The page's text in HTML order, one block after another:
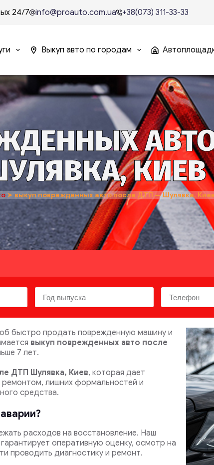
24/7 info@proauto.com.ua +38(073) 311-33-33
Выкуп авто по городам
КИЕВ
➤ выкуп поврежденных авто после ДТП — Шулявка, Киев
быстро продать поврежденную машину и
выкуп поврежденных авто после
7 лет.
ДТП Шулявка, Киев, которая дает
ремонтом, лишних формальностей и
средства.
расходов на восстановление. Наш
гарантирует оперативную оценку, осмотр на
проводить диагностику и ремонт.